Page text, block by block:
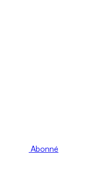
Abonné